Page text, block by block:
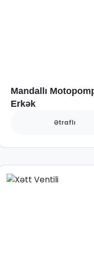
Mandallı Motopomp
Erkək
Ətraflı